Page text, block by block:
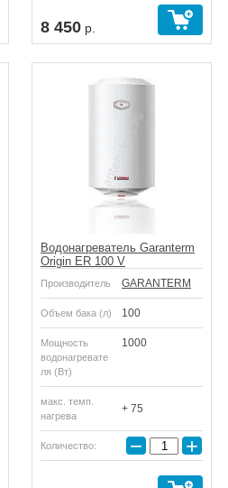
8 450 р.
Водонагреватель Garanterm
Origin ER 100 V
Производитель GARANTERM
Объем бака (л) 100
Мощность
водонагревате
ля (Вт)
1000
макс. темп.
нагрева
+ 75
Количество: − +